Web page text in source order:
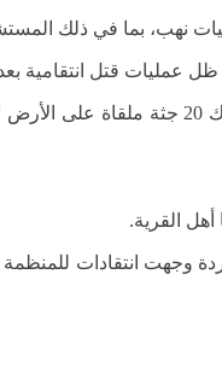
نهب، بما في ذلك
عمليات قتل انتقامية
وقال أحد السكان: “أولى الجثث التي
القرية.
وجهت انتقادات